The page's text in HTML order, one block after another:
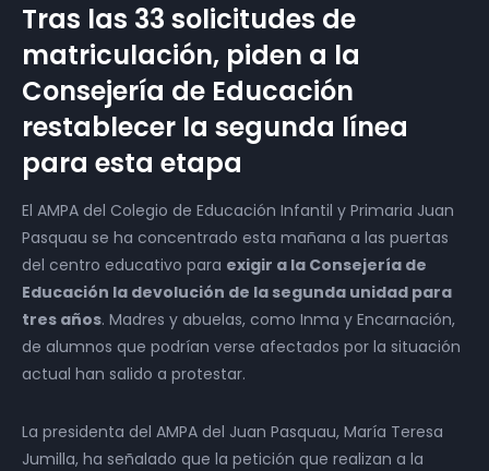
Tras las 33 solicitudes de
matriculación, piden a la
Consejería de Educación
restablecer la segunda línea
para esta etapa
El AMPA del Colegio de Educación Infantil y Primaria Juan
Pasquau se ha concentrado esta mañana a las puertas
del centro educativo para exigir a la Consejería de
Educación la devolución de la segunda unidad para
tres años. Madres y abuelas, como Inma y Encarnación,
de alumnos que podrían verse afectados por la situación
actual han salido a protestar.
La presidenta del AMPA del Juan Pasquau, María Teresa
Jumilla, ha señalado que la petición que realizan a la